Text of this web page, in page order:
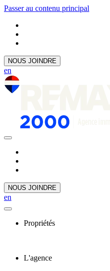
Passer au contenu principal
NOUS JOINDRE
en
NOUS JOINDRE
en
Propriétés
L'agence